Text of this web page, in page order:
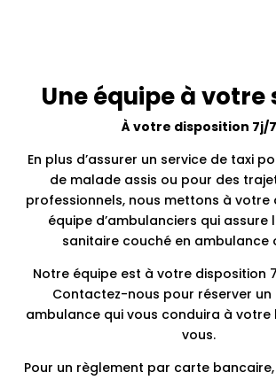
Une équipe à votre
À votre disposition 7j/7
En plus d’assurer un service de taxi
de malade assis ou pour des
professionnels, nous mettons à votre
équipe d’ambulanciers qui
sanitaire couché en ambulance
Notre équipe est à votre disposition
Contactez-nous pour réserver un
ambulance qui vous conduira à votre
vous.
Pour un règlement par carte